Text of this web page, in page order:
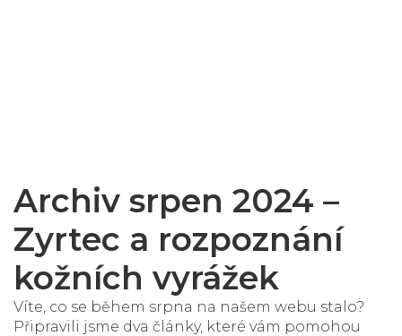
Archiv srpen 2024 –
Zyrtec a rozpoznání
kožních vyrážek
Víte, co se během srpna na našem webu stalo?
Připravili jsme dva články, které vám pomohou